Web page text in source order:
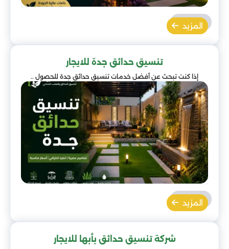
المزيد
تنسيق حدائق جدة للايجار
إذا كنت تبحث عن أفضل خدمات تنسيق حدائق جدة للحصول ..
المزيد
شركة تنسيق حدائق بأبها للايجار